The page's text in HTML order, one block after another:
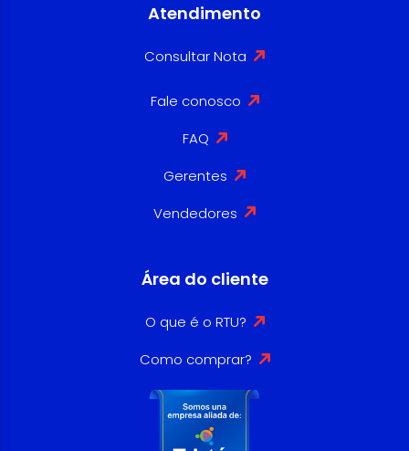
Atendimento
Consultar Nota
Fale conosco
FAQ
Gerentes
Vendedores
Área do cliente
O que é o RTU?
Como comprar?